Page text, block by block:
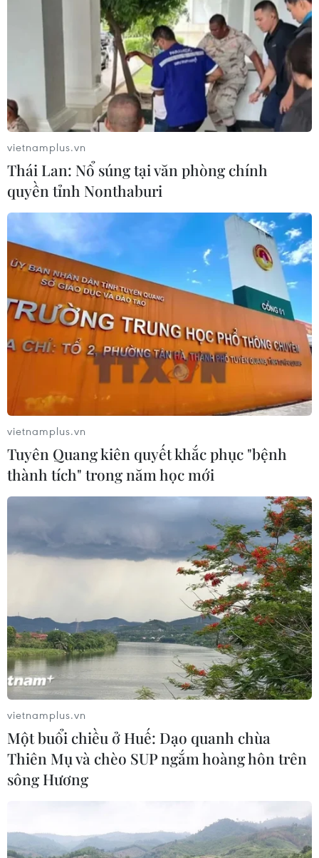
vietnamplus.vn
Thái Lan: Nổ súng tại văn phòng chính
quyền tỉnh Nonthaburi
vietnamplus.vn
Tuyên Quang kiên quyết khắc phục "bệnh
thành tích" trong năm học mới
vietnamplus.vn
Một buổi chiều ở Huế: Dạo quanh chùa
Thiên Mụ và chèo SUP ngắm hoàng hôn trên
sông Hương